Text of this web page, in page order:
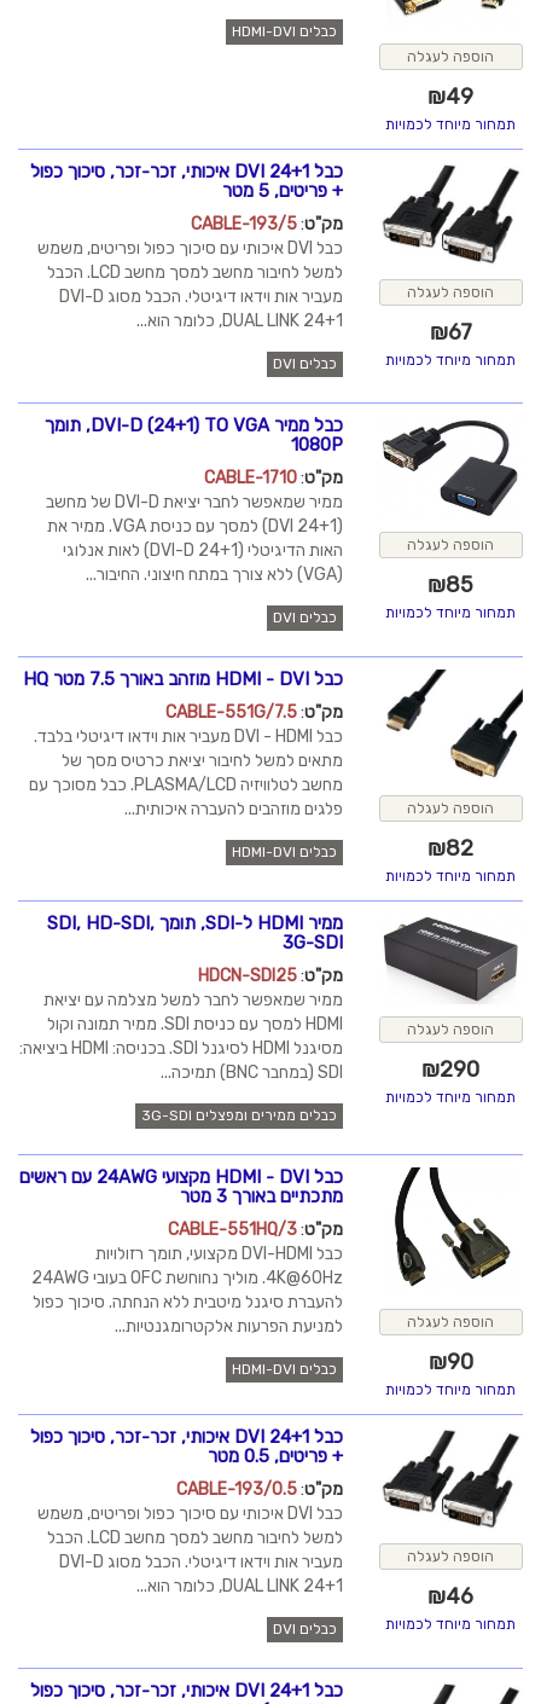
הוספה לעגלה
₪49
תמחור מיוחד לכמויות
כבלים HDMI-DVI
הוספה לעגלה
₪67
תמחור מיוחד לכמויות
כבל DVI 24+1 איכותי, זכר-זכר, סיכוך כפול
+ פריטים, 5 מטר
מק"ט:
CABLE-193/5
כבל DVI איכותי עם סיכוך כפול ופריטים, משמש
למשל לחיבור מחשב למסך מחשב LCD. הכבל
מעביר אות וידאו דיגיטלי. הכבל מסוג DVI-D
DUAL LINK 24+1, כלומר הוא...
כבלים DVI
הוספה לעגלה
₪85
תמחור מיוחד לכמויות
כבל ממיר DVI-D (24+1) TO VGA, תומך
1080P
מק"ט:
CABLE-1710
ממיר שמאפשר לחבר יציאת DVI-D של מחשב
(DVI 24+1) למסך עם כניסת VGA. ממיר את
האות הדיגיטלי (24+1 DVI-D) לאות אנלוגי
(VGA) ללא צורך במתח חיצוני. החיבור...
כבלים DVI
הוספה לעגלה
₪82
תמחור מיוחד לכמויות
כבל HDMI - DVI מוזהב באורך 7.5 מטר HQ
מק"ט:
CABLE-551G/7.5
כבל DVI - HDMI מעביר אות וידאו דיגיטלי בלבד.
מתאים למשל לחיבור יציאת כרטיס מסך של
מחשב לטלוויזיה PLASMA/LCD. כבל מסוכך עם
פלגים מוזהבים להעברה איכותית...
כבלים HDMI-DVI
הוספה לעגלה
₪290
תמחור מיוחד לכמויות
ממיר HDMI ל-SDI, תומך SDI, HD-SDI,
3G-SDI
מק"ט:
HDCN-SDI25
ממיר שמאפשר לחבר למשל מצלמה עם יציאת
HDMI למסך עם כניסת SDI. ממיר תמונה וקול
מסיגנל HDMI לסיגנל SDI. בכניסה: HDMI ביציאה:
SDI (במחבר BNC) תמיכה...
כבלים ממירים ומפצלים 3G-SDI
הוספה לעגלה
₪90
תמחור מיוחד לכמויות
כבל HDMI - DVI מקצועי 24AWG עם ראשים
מתכתיים באורך 3 מטר
מק"ט:
CABLE-551HQ/3
כבל DVI-HDMI מקצועי, תומך רזולויות
4K@60Hz. מוליך נחוחשת OFC בעובי 24AWG
להעברת סיגנל מיטבית ללא הנחתה. סיכוך כפול
למניעת הפרעות אלקטרומגנטיות...
כבלים HDMI-DVI
הוספה לעגלה
₪46
תמחור מיוחד לכמויות
כבל DVI 24+1 איכותי, זכר-זכר, סיכוך כפול
+ פריטים, 0.5 מטר
מק"ט:
CABLE-193/0.5
כבל DVI איכותי עם סיכוך כפול ופריטים, משמש
למשל לחיבור מחשב למסך מחשב LCD. הכבל
מעביר אות וידאו דיגיטלי. הכבל מסוג DVI-D
DUAL LINK 24+1, כלומר הוא...
כבלים DVI
כבל DVI 24+1 איכותי, זכר-זכר, סיכוך כפול